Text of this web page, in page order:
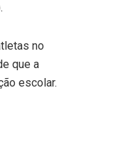
no
que a
escolar.